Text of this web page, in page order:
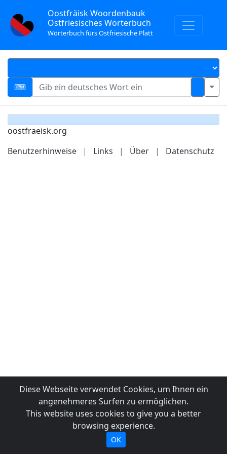
Oostfräisk Woordenbauk
Ostfriesisches Wörterbuch
Wörterbuch fürs Ostfriesische Platt
oostfraeisk.org
Benutzerhinweise
| Links | Über | Datenschutz
Diese Webseite verwendet Cookies, um Ihnen ein
angenehmeres Surfen zu ermöglichen.
This website uses cookies to give you a better
browsing experience.
OK